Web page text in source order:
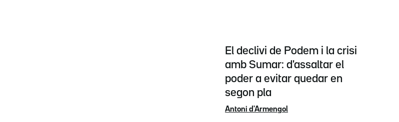
El declivi de Podem i la crisi
amb Sumar: d'assaltar el
poder a evitar quedar en
segon pla
Antoni d'Armengol